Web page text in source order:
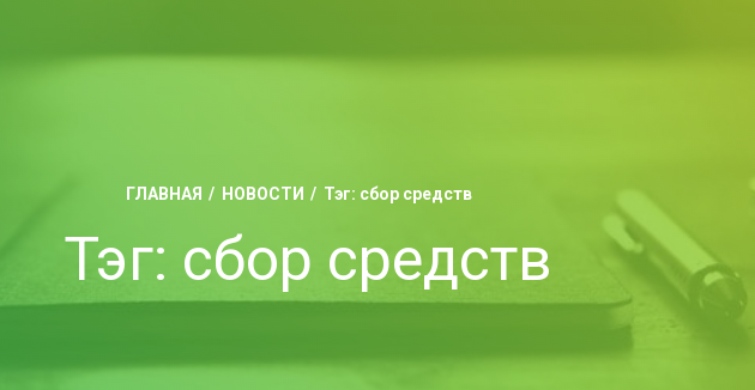
ГЛАВНАЯ НОВОСТИ Тэг: сбор средств
Тэг: сбор средств